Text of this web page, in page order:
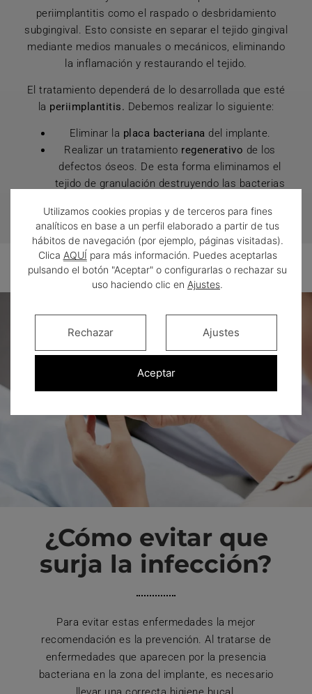
periimplantitis como el raspado o desbridamiento
subgingival. Esto consiste en separar el tejido gingival
mediante medios manuales o mecánicos, eliminando
la inflamación y restaurando el tejido.
El tratamiento dependerá de lo desarrollada que esté
la periimplantitis. Debemos realizar lo siguiente:
Eliminar la placa bacteriana del implante.
Realizar un tratamiento regenerativo de los
defectos óseos. De esta forma eliminamos el
tejido de granulación destruyendo las bacterias
¿Cómo evitar que
surja la infección?
Para evitar estas enfermedades la mejor
recomendación es la prevención. Al tratarse de
enfermedades que aparecen por la presencia
bacteriana en la zona del implante, es necesario
Utilizamos cookies propias y de terceros para fines
analíticos en base a un perfil elaborado a partir de tus
hábitos de navegación (por ejemplo, páginas visitadas).
Clica AQUÍ para más información. Puedes aceptarlas
pulsando el botón "Aceptar" o configurarlas o rechazar su
uso haciendo clic en Ajustes.
Aceptar
Rechazar Ajustes